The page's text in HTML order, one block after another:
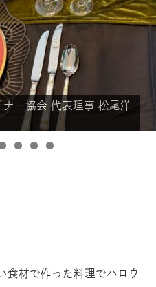
ー協会 代表理事 松尾洋
ー協会 代表理事 松尾洋
ー協会 代表理事 松尾洋
ー協会 代表理事 松尾洋
ー協会 代表理事 松尾洋
ー協会 代表理事 松尾洋
ー協会 代表理事 松尾洋
食材で作った料理でハロウ